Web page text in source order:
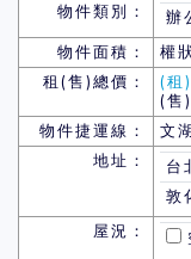
物件類別：
辦
物件面積：
權
租(售)總價：
(租
(售
物件捷運線：
文
地址：
台
敦
屋況：